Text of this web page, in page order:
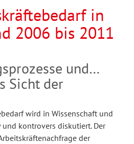
in
2006 bis 2011
und
Sicht der
wird in Wissenschaft und
kontrovers diskutiert. Der
der